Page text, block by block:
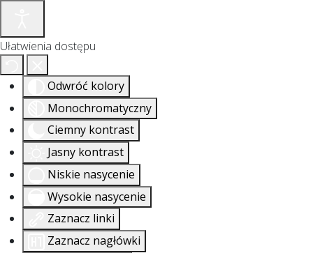
Ułatwienia dostępu
Odwróć kolory
Monochromatyczny
Ciemny kontrast
Jasny kontrast
Niskie nasycenie
Wysokie nasycenie
Zaznacz linki
Zaznacz nagłówki